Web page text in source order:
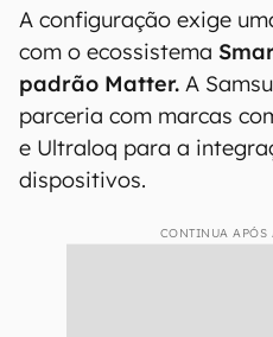
A configuração exige
com o ecossistema
padrão Matter. A
parceria com marcas
e Ultraloq para a
dispositivos.
CONTINUA APÓS